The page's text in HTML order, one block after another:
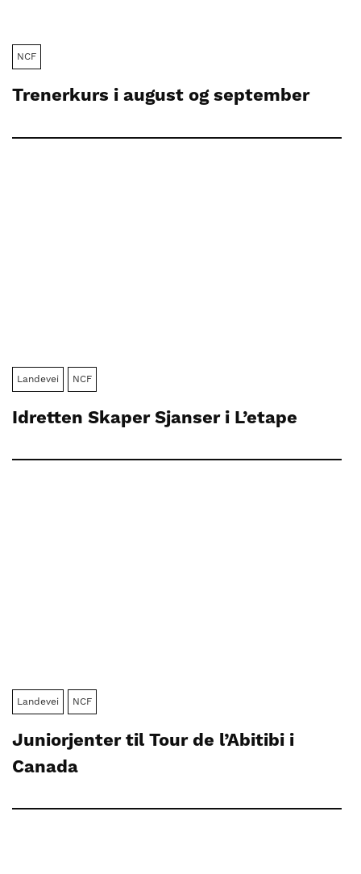
NCF
Trenerkurs i august og september
Landevei NCF
Idretten Skaper Sjanser i L’etape
Landevei NCF
Juniorjenter til Tour de l’Abitibi i
Canada